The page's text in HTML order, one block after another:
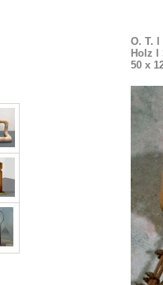
O. T. l
Holz
50 x